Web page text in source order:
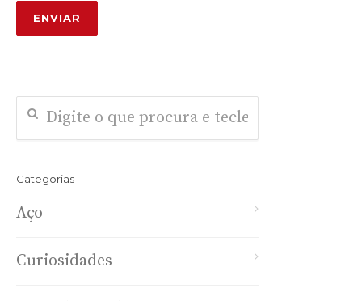
Categorias
Aço
Curiosidades